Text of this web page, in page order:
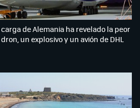
de Alemania ha revelado la peor
un explosivo y un avión de DHL